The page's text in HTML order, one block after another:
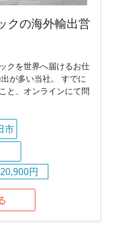
クの海外輸出営
クを世界へ届けるお仕
が多い当社。 すでに
と、オンラインにて問
市
円